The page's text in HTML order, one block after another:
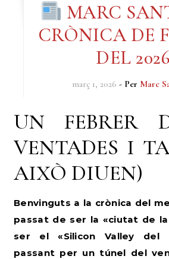
MARC
CRÒNICA DE
DEL 2026
març 1, 2026 - Per Marc
UN FEBRER
VENTADES I
AIXÒ DIUEN)
Benvinguts a la crònica del
passat de ser la «ciutat de
ser el «Silicon Valley del
passant per un túnel del